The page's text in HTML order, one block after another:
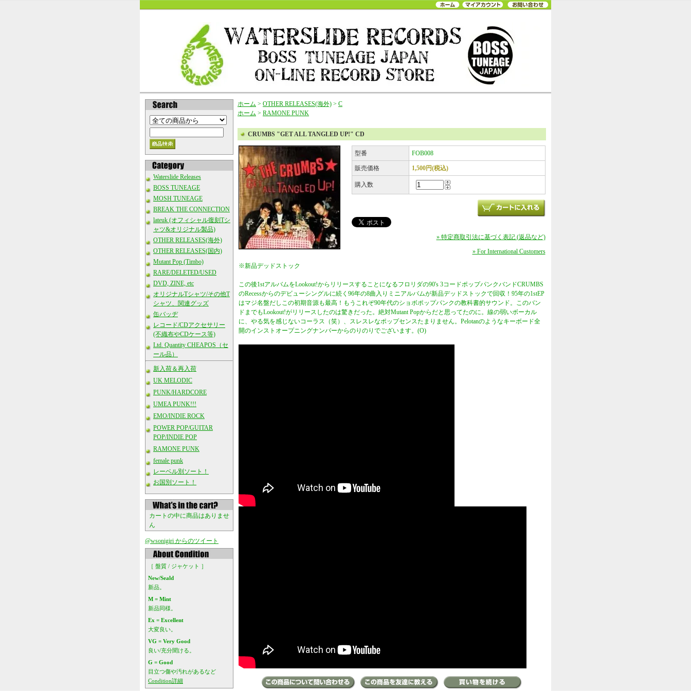
Waterslide Releases
BOSS TUNEAGE
MOSH TUNEAGE
BREAK THE CONNECTION
lateuk (オフィシャル復刻Tシ
ャツ&オリジナル製品)
OTHER RELEASES(海外)
OTHER RELEASES(国内)
Mutant Pop (Timbo)
RARE/DELETED/USED
DVD, ZINE, etc
オリジナルTシャツ/その他T
シャツ、関連グッズ
缶バッヂ
レコード/CDアクセサリー
(不織布やCDケース等)
Ltd. Quantity CHEAPOS（セ
ール品）
新入荷＆再入荷
UK MELODIC
PUNK/HARDCORE
UMEA PUNK!!!
EMO/INDIE ROCK
POWER POP/GUITAR
POP/INDIE POP
RAMONE PUNK
female punk
レーベル別ソート！
お国別ソート！
カートの中に商品はありませ
ん
@wsonigiri からのツイート
［ 盤質 / ジャケット ］
New/Seald
新品。
M = Mint
新品同様。
Ex = Excellent
大変良い。
VG = Very Good
良い/充分聞ける。
G = Good
目立つ傷や汚れがあるなど
Condition詳細
ホーム > OTHER RELEASES(海外) > C
ホーム > RAMONE PUNK
CRUMBS "GET ALL TANGLED UP!" CD
型番 FOB008
販売価格 1,500円(税込)
購入数
» 特定商取引法に基づく表記 (返品など)
» For International Customers
※新品デッドストック
この後1stアルバムをLookout!からリリースすることになるフロリダの90's 3コードポップパンクバンドCRUMBS
のRecessからのデビューシングルに続く96年の8曲入りミニアルバムが新品デッドストックで回収！95年の1stEP
はマジ名盤だしこの初期音源も最高！もうこれぞ90年代のショボポップパンクの教科書的サウンド。このバン
ドまでもLookout!がリリースしたのは驚きだった。絶対Mutant Popからだと思ってたのに。線の弱いボーカル
に、やる気を感じないコーラス（笑）、スレスレなポップセンスたまりません。Pelotanのようなキーボード全
開のインストオープニングナンバーからのりのりでございます。(O)